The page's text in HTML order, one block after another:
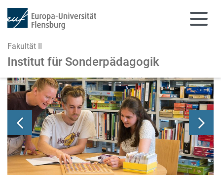
Zum Hauptinhalt springen
Zur Navigation springen
Fakultät II
Institut für Sonderpädagogik